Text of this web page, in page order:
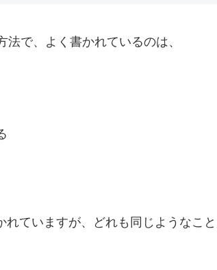
で、よく書かれているのは、
ていますが、どれも同じようなこ